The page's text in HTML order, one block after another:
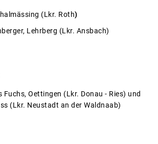
(Lkr. Roth)
Lehrberg (Lkr. Ansbach)
Fuchs, Oettingen (Lkr. Donau - Ries) und
(Lkr. Neustadt an der Waldnaab)